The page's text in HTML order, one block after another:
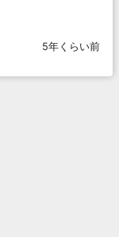
5年くらい前